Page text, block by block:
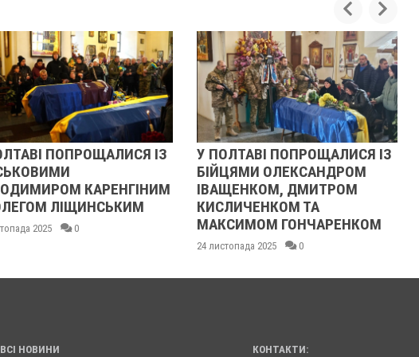
У ПОЛТАВІ ПОПРОЩАЛИСЯ ІЗ
БІЙЦЯМИ ОЛЕКСАНДРОМ
ІВАЩЕНКОМ, ДМИТРОМ
КИСЛИЧЕНКОМ ТА
МАКСИМОМ ГОНЧАРЕНКОМ
РЕВОЛЮЦІЯ ГІДНОСТІ
ОЧИМА УЧАСНИЦІ
21 листопада 2025
ВСІ НОВИНИ КОНТАКТИ: